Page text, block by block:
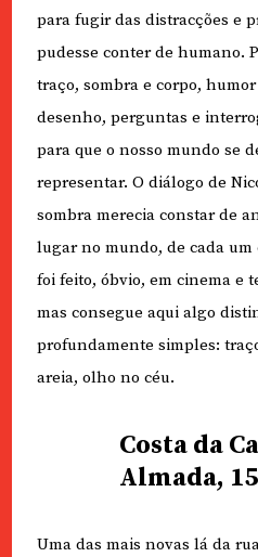
para fugir das distracções e
pudesse conter de humano.
traço, sombra e corpo,
desenho, perguntas e
para que o nosso mundo se
representar. O diálogo de
sombra merecia constar de
lugar no mundo, de cada um
foi feito, óbvio, em cinema e
mas consegue aqui algo
profundamente simples:
areia, olho no céu.
Costa da
Almada,
Uma das mais novas lá da